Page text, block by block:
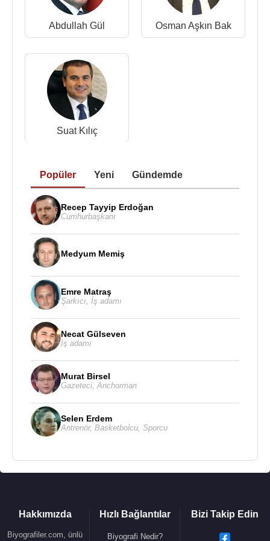
görev yapmış, yasama döneminin ikinci yarısında
Dışişleri Komisyonu Başkanı görevine seçilmiştir.
Aynı zamandaTürkiye-Almanya
Parlamentolararası Dostluk Grubu Başkanlığı
görevini sürdürmüştür.
6 Haziran 2023 tarihinde itibarıyla Büyükelçi unvanı
ile Cumhurbaşkanı Başdanışmanlığı görevine
atanmıştır.
yayınlanan karar ile Güvenlik ve Dış Politikalar
Kurulu'na atandı.
Kaynak:Biyografiler.com
Abdullah Gül Osman Aşkın Bak
Suat Kılıç
Popüler Yeni Gündemde
Recep Tayyip Erdoğan
Cumhurbaşkanı
Medyum Memiş
Emre Matraş
Şarkıcı İş adamı
Necat Gülseven
İş adamı
Murat Birsel
Gazeteci Anchorman
Selen Erdem
Antrenör, Basketbolcu Sporcu
Hakkımızda
Biyografiler.com, ünlü
Hızlı Bağlantılar
Biyografi Nedir?
Bizi Takip Edin